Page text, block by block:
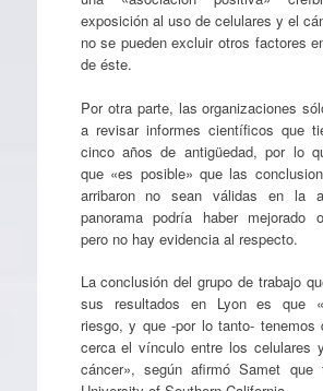
exposición al uso de celulares y el
no se pueden excluir otros factores
de éste.
Por otra parte, las organizaciones
a revisar informes científicos que
cinco años de antigüedad, por lo
que «es posible» que las
arribaron no sean válidas en la
panorama podría haber mejorado
pero no hay evidencia al respecto.
La conclusión del grupo de trabajo
sus resultados en Lyon es que
riesgo, y que -por lo tanto- tenemos
cerca el vínculo entre los celulares
cáncer», según afirmó Samet que